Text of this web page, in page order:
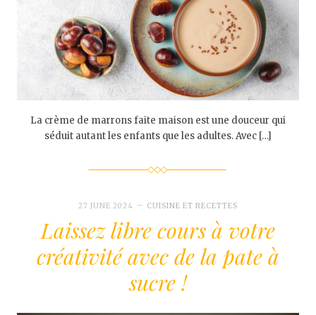
La crème de marrons faite maison est une douceur qui
séduit autant les enfants que les adultes. Avec […]
27 JUNE 2024 CUISINE ET RECETTES
Laissez libre cours à votre
créativité avec de la pate à
sucre !